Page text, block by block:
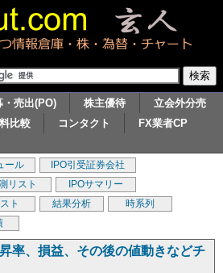
・売出(PO) 株主優待
立会外分売
比較 コンタクト
FX業者CP
ール
IPO引受証券会社
リスト
IPOサマリー
ト 結果分析
時系列
率、損益、その後の値動きなどチ